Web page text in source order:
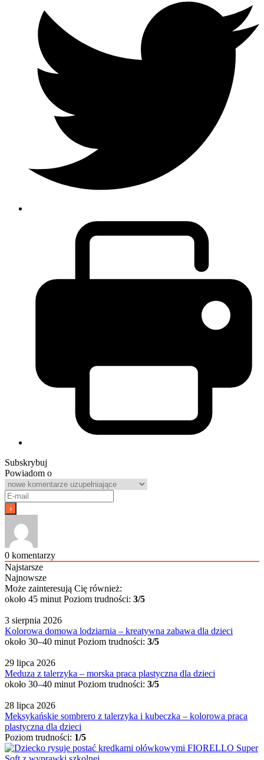
Subskrybuj
Powiadom o
0 komentarzy
Najstarsze
Najnowsze
Może zainteresują Cię również:
około 45 minut Poziom trudności: 3/5
3 sierpnia 2026
Kolorowa domowa lodziarnia – kreatywna zabawa dla dzieci
około 30–40 minut Poziom trudności: 3/5
29 lipca 2026
Meduza z talerzyka – morska praca plastyczna dla dzieci
około 30–40 minut Poziom trudności: 3/5
28 lipca 2026
Meksykańskie sombrero z talerzyka i kubeczka – kolorowa praca
plastyczna dla dzieci
Poziom trudności: 1/5